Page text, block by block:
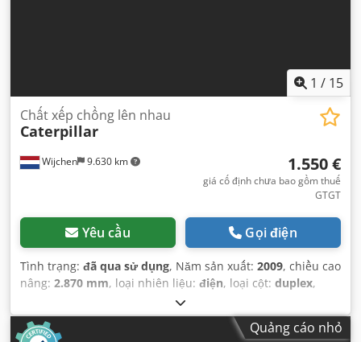
1 / 15
Wijchen 9.630 km
Chất xếp chồng lên nhau
Caterpillar
1.550 €
giá cố định chưa bao gồm thuế
GTGT
Yêu cầu Gọi điện
Tình trạng: đã qua sử dụng, Năm sản xuất: 2009, chiều cao
nâng: 2.870 mm, loại nhiên liệu: điện, loại cột: duplex,
, tổng chiều cao:
chiều dài:1.960 mm, tổng chiều rộng:850 mm, màu sắc:
đen, Quảng cáo nhỏ